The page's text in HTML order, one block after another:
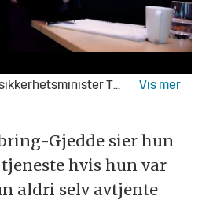
kan true sikkerheten (Foto: Forsvarets forum/Morten Brakestad).
Gjedde sier hun
hvis hun var
aldri selv avtjente